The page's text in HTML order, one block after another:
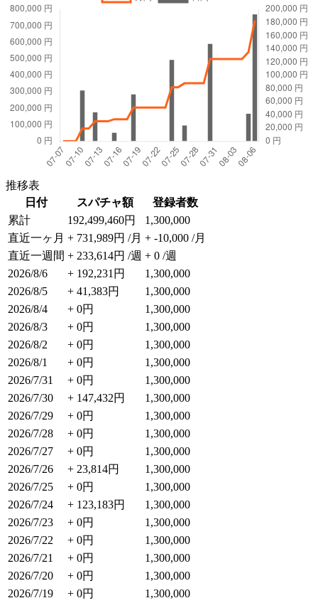
推移表
日付
スパチャ額
登録者数
累計
192,499,460円
1,300,000
直近一ヶ月 + 731,989円 /月 + -10,000 /月
直近一週間 + 233,614円 /週 + 0 /週
2026/8/6
+ 192,231円
1,300,000
2026/8/5
+ 41,383円
1,300,000
2026/8/4
+ 0円
1,300,000
2026/8/3
+ 0円
1,300,000
2026/8/2
+ 0円
1,300,000
2026/8/1
+ 0円
1,300,000
2026/7/31
+ 0円
1,300,000
2026/7/30
+ 147,432円
1,300,000
2026/7/29
+ 0円
1,300,000
2026/7/28
+ 0円
1,300,000
2026/7/27
+ 0円
1,300,000
2026/7/26
+ 23,814円
1,300,000
2026/7/25
+ 0円
1,300,000
2026/7/24
+ 123,183円
1,300,000
2026/7/23
+ 0円
1,300,000
2026/7/22
+ 0円
1,300,000
2026/7/21
+ 0円
1,300,000
2026/7/20
+ 0円
1,300,000
2026/7/19
+ 0円
1,300,000